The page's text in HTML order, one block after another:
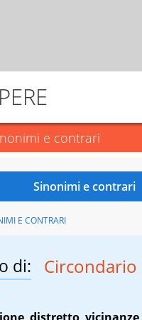
E CONTRARI
di: Circondario